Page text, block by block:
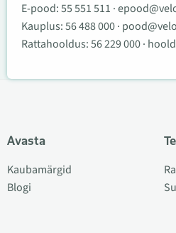
E-pood:55 551 511 ·
Kauplus:56 488 000·
Rattahooldus:56 229 000·
Avasta
Kaubamärgid
Blogi